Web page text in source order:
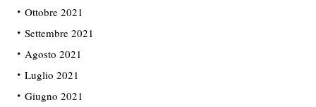
Ottobre 2021
Settembre 2021
Agosto 2021
Luglio 2021
Giugno 2021